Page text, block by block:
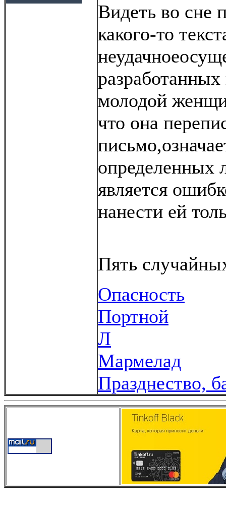
Видеть во сне
какого-то
молодой
что она
определенных
является
нанести ей
Пять
Опасность
Портной
Л
Мармелад
Празднество,